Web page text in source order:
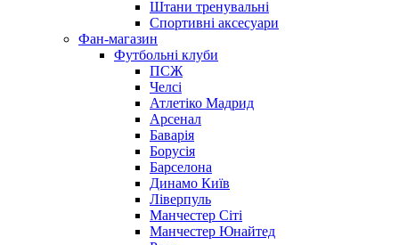
Штани тренувальні
Спортивні аксесуари
Фан-магазин
Футбольні клуби
ПСЖ
Челсі
Атлетіко Мадрид
Арсенал
Баварія
Борусія
Барселона
Динамо Київ
Ліверпуль
Манчестер Сіті
Манчестер Юнайтед